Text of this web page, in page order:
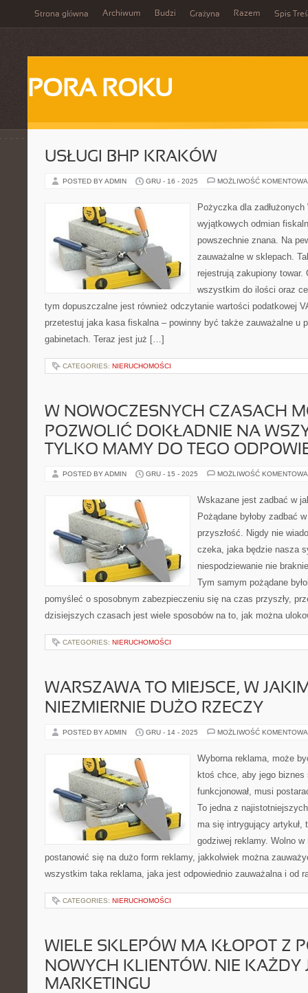
Strona główna Archiwum Budzi Grażyna Razem Spis
PORA ROKU
USŁUGI BHP KRAKÓW
POSTED BY ADMIN GRU - 16 - 2025 MOŻLIWOŚĆ
Pożyczka dla
wyjątkowych odmian
powszechnie znana. Na
zauważalne w sklepach.
rejestrują zakupiony towar.
wszystkim do ilości oraz
tym dopuszczalne jest również odczytanie wartości podatkowej
przetestuj jaka kasa fiskalna – powinny być także zauważalne u
gabinetach. Teraz jest już […]
CATEGORIES: NIERUCHOMOŚCI
W NOWOCZESNYCH CZASACH
POZWOLIĆ DOKŁADNIE NA
TYLKO MAMY DO TEGO
POSTED BY ADMIN GRU - 15 - 2025 MOŻLIWOŚĆ
Wskazane jest zadbać w
Pożądane byłoby zadbać
przyszłość. Nigdy nie
czeka, jaka będzie nasza
niespodziewanie nie
Tym samym pożądane
pomyśleć o sposobnym zabezpieczeniu się na czas przyszły,
dzisiejszych czasach jest wiele sposobów na to, jak można
CATEGORIES: NIERUCHOMOŚCI
WARSZAWA TO MIEJSCE, W
NIEZMIERNIE DUŻO RZECZY
POSTED BY ADMIN GRU - 14 - 2025 MOŻLIWOŚĆ
Wyborna reklama, może
ktoś chce, aby jego
funkcjonował, musi
To jedna z
ma się intrygujący artykuł,
godziwej reklamy. Wolno
postanowić się na dużo form reklamy, jakkolwiek można
wszystkim taka reklama, jaka jest odpowiednio zauważalna i od
CATEGORIES: NIERUCHOMOŚCI
WIELE SKLEPÓW MA KŁOPOT Z
NOWYCH KLIENTÓW. NIE KAŻDY
MARKETINGU